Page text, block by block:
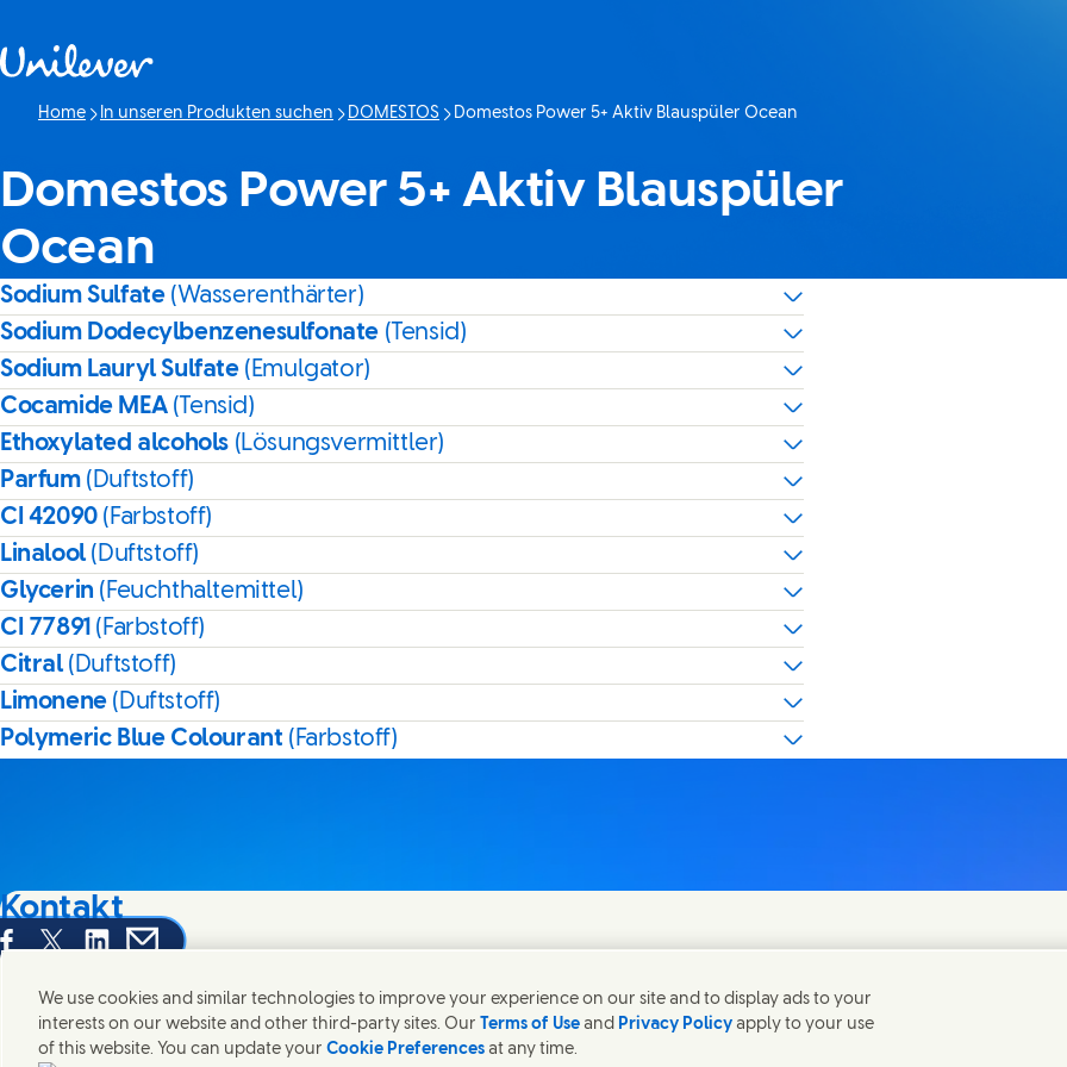
Home In unseren Produkten suchen DOMESTOS
Aktuelle Seite:
Domestos Power 5+ Aktiv Blauspüler Ocean
Domestos Power 5+ Aktiv Blauspüler
Ocean
Sodium Sulfate (Wasserenthärter)
Sodium Dodecylbenzenesulfonate (Tensid)
Sodium Lauryl Sulfate (Emulgator)
Cocamide MEA (Tensid)
Ethoxylated alcohols (Lösungsvermittler)
Parfum (Duftstoff)
CI 42090 (Farbstoff)
Linalool(Duftstoff)
Glycerin (Feuchthaltemittel)
CI 77891 (Farbstoff)
Citral(Duftstoff)
Limonene (Duftstoff)
Polymeric Blue Colourant (Farbstoff)
this page on Facebook
Share this page on X
Share this page on Linked In
Share this page on E-mail
Kontakt
Wir freuen uns über Ihre Meinungen, Anregungen und helfen gerne bei Fragen.
Kontakt
We use cookies and similar technologies to improve your experience on our site and to display ads to your
interests on our website and other third-party sites. Our Terms of Use and Privacy Policy apply to your use
of this website. You can update your Cookie Preferences at any time.